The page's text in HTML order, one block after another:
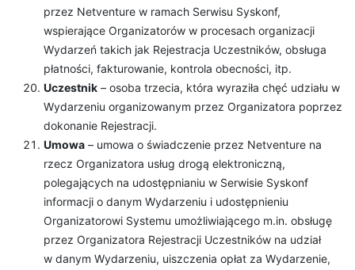
przez Netventure w ramach Serwisu Syskonf,
wspierające Organizatorów w procesach organizacji
Wydarzeń takich jak Rejestracja Uczestników, obsługa
płatności, fakturowanie, kontrola obecności, itp.
Uczestnik – osoba trzecia, która wyraziła chęć udziału w
Wydarzeniu organizowanym przez Organizatora poprzez
dokonanie Rejestracji.
Umowa – umowa o świadczenie przez Netventure na
rzecz Organizatora usług drogą elektroniczną,
polegających na udostępnianiu w Serwisie Syskonf
informacji o danym Wydarzeniu i udostępnieniu
Organizatorowi Systemu umożliwiającego m.in. obsługę
przez Organizatora Rejestracji Uczestników na udział
w danym Wydarzeniu, uiszczenia opłat za Wydarzenie,